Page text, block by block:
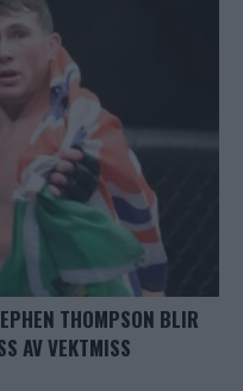
THOMPSON BLIR
AV VEKTMISS